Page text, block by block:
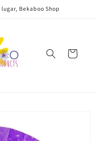
Bekaboo Shop
Carrito